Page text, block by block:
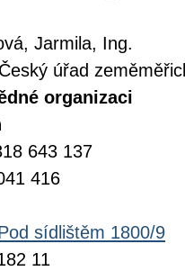
Jarmila, Ing.
Český úřad
organizaci
643 137
416
sídlištěm 1800/9
11